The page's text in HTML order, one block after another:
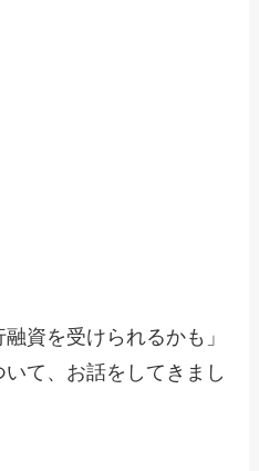
資を受けられるかも」
て、お話をしてきまし